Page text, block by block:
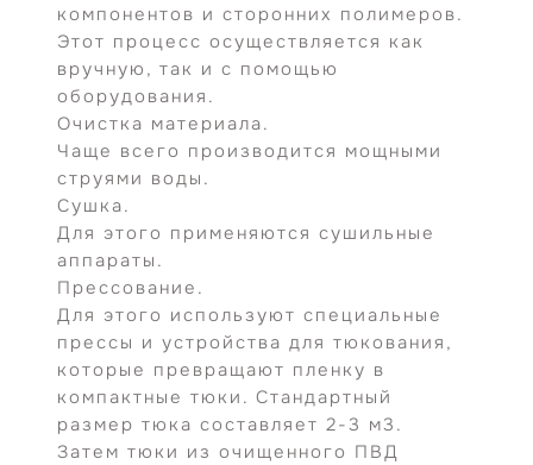
компонентов и сторонних полимеров.
Этот процесс осуществляется как
вручную, так и с помощью
оборудования.
Очистка материала.
Чаще всего производится мощными
струями воды.
Сушка.
Для этого применяются сушильные
аппараты.
Прессование.
Для этого используют специальные
прессы и устройства для тюкования,
которые превращают пленку в
компактные тюки. Стандартный
размер тюка составляет 2-3 м3.
Затем тюки из очищенного ПВД